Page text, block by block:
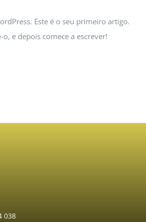
Este é o seu primeiro artigo.
e depois comece a escrever!
038